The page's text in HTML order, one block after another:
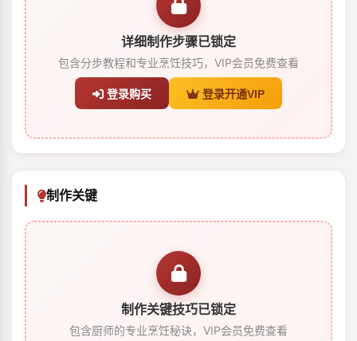
详细制作步骤已锁定
包含分步教程和专业烹饪技巧，VIP会员免费查看
登录购买 登录开通VIP
制作关键
制作关键技巧已锁定
包含厨师的专业烹饪秘诀，VIP会员免费查看